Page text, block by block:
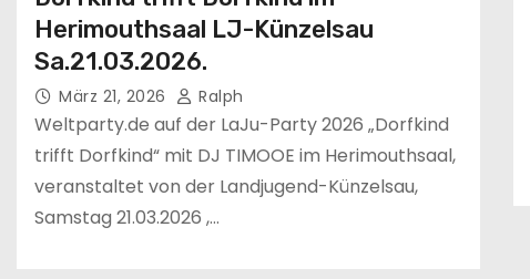
Herimouthsaal LJ-Künzelsau
Sa.21.03.2026.
März 21, 2026 Ralph
Weltparty.de auf der LaJu-Party 2026 „Dorfkind
trifft Dorfkind“ mit DJ TIMOOE im Herimouthsaal,
veranstaltet von der Landjugend-Künzelsau,
Samstag 21.03.2026 ,…